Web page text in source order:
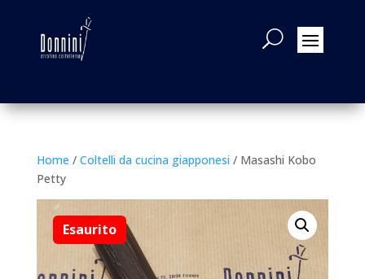
Home / Coltelli da cucina giapponesi / Masashi Kobo
Petty